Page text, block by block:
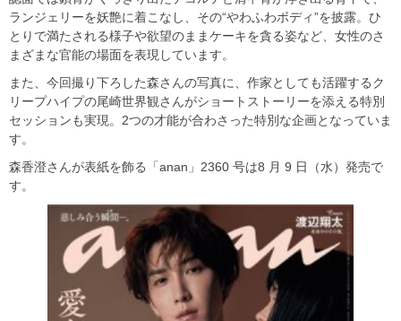
ランジェリーを妖艶に着こなし、その“やわふわボディ”を披露。ひ
とりで満たされる様子や欲望のままケーキを貪る姿など、女性のさ
まざまな官能の場面を表現しています。
また、今回撮り下ろした森さんの写真に、作家としても活躍するク
リープハイプの尾崎世界観さんがショートストーリーを添える特別
セッションも実現。2つの才能が合わさった特別な企画となっていま
す。
森香澄さんが表紙を飾る「anan」2360 号は8 月 9 日（水）発売で
す。